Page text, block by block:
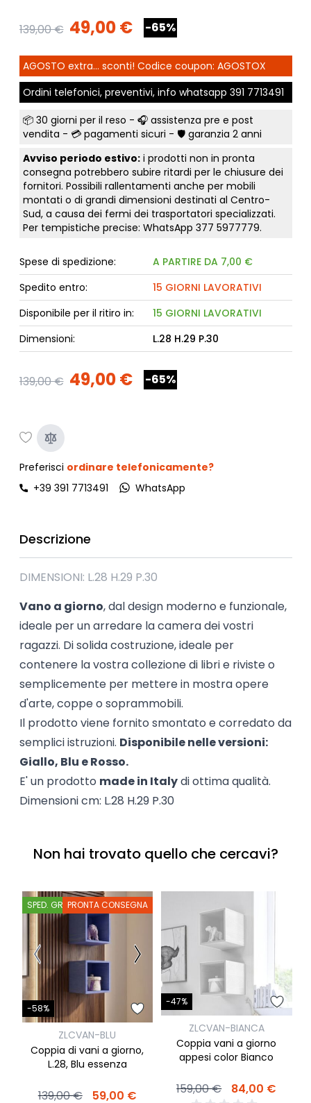
139,00 € 49,00 € -65%
AGOSTO extra... sconti! Codice coupon: AGOSTOX
Ordini telefonici, preventivi, info whatsapp 391 7713491
📦 30 giorni per il reso - 🎧 assistenza pre e post
vendita - 💳 pagamenti sicuri - 🛡️ garanzia 2 anni
Avviso periodo estivo:i prodotti non in pronta
consegna potrebbero subire ritardi per le chiusure dei
fornitori. Possibili rallentamenti anche per mobili
montati o di grandi dimensioni destinati al Centro-
Sud, a causa dei fermi dei trasportatori specializzati.
Per tempistiche precise: WhatsApp 377 5977779.
Spese di spedizione:
A PARTIRE DA 7,00 €
Spedito entro:
15 GIORNI LAVORATIVI
Disponibile per il ritiro in:
15 GIORNI LAVORATIVI
Dimensioni:
L.28 H.29 P.30
139,00 € 49,00 € -65%
Preferisci ordinare telefonicamente?
+39 391 7713491
WhatsApp
Descrizione
DIMENSIONI: L.28 H.29 P.30
Vano a giorno, dal design moderno e funzionale,
ideale per un arredare la camera dei vostri
ragazzi. Di solida costruzione, ideale per
contenere la vostra collezione di libri e riviste o
semplicemente per mettere in mostra opere
d'arte, coppe o soprammobili.
Il prodotto viene fornito smontato e corredato da
semplici istruzioni. Disponibile nelle versioni:
Giallo, Blu e Rosso.
E' un prodotto made in Italydi ottima qualità.
Dimensioni cm: L.28 H.29 P.30
Non hai trovato quello che cercavi?
SPED. GRATISPRONTA CONSEGNA
-58%
ZLCVAN-BLU
Coppia di vani a giorno,
L.28, Blu essenza
139,00 € 59,00 €
-47%
ZLCVAN-BIANCA
Coppia vani a giorno
appesi color Bianco
159,00 € 84,00 €